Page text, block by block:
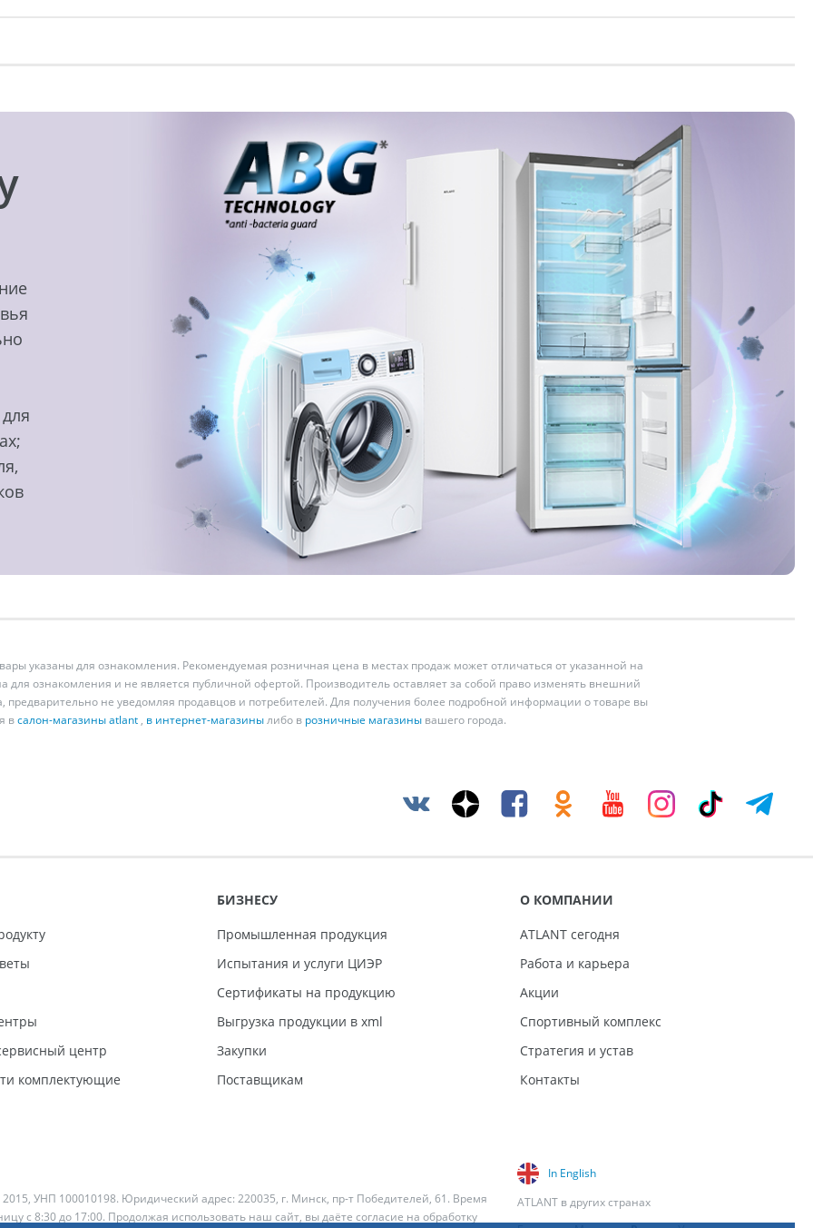
указаны для ознакомления. Рекомендуемая розничная цена в местах продаж может отличаться от указанной на
для ознакомления и не является публичной офертой. Производитель оставляет за собой право изменять внешний
предварительно не уведомляя продавцов и потребителей. Для получения более подробной информации о товаре вы
всалон-магазины atlant , в интернет-магазинылибо в розничные магазины вашего города.
центр
комплектующие
БИЗНЕСУ
Промышленная продукция
Испытания и услуги ЦИЭР
Сертификаты на продукцию
Выгрузка продукции в xml
Закупки
Поставщикам
О КОМПАНИИ
ATLANT сегодня
Работа и карьера
Акции
Спортивный комплекс
Стратегия и устав
Контакты
2015, УНП 100010198. Юридический адрес: 220035, г. Минск, пр-т Победителей, 61. Время
с 8:30 до 17:00. Продолжая использовать наш сайт, вы даёте согласие на обработку
In English
ATLANT в других странах